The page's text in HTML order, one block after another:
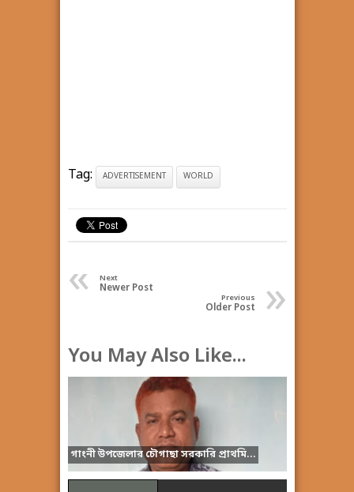
Tag: ADVERTISEMENT WORLD
« Next
Newer Post »
Previous
Older Post
You May Also Like...
গাংনী উপজেলার চৌগাছা সরকারি প্রাথমি...